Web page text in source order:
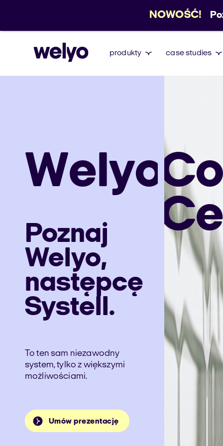
produkty case studies
Welyo
Poznaj
Welyo,
następcę
Systell.
To ten sam niezawodny
system, tylko z większymi
możliwościami.
Umów prezentację
NOWOŚĆ!